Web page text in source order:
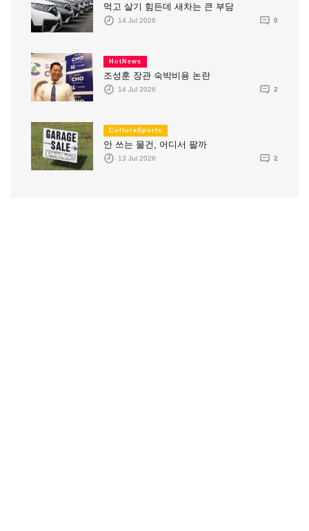
먹고 살기 힘든데 새차는 큰 부담
14 Jul 2026 0
HotNews
조성훈 장관 숙박비용 논란
14 Jul 2026 2
CultureSports
안 쓰는 물건, 어디서 팔까
13 Jul 2026 2